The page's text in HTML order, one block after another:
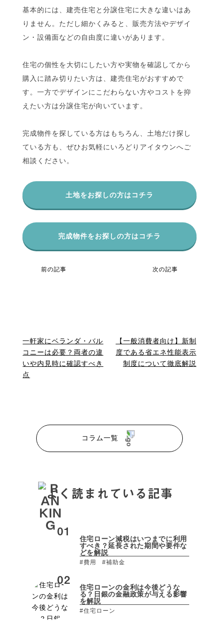
基本的には、建売住宅と分譲住宅に大きな違いはあ
りません。ただし細かくみると、販売方法やデザイ
ン・設備面などの自由度に違いがあります。
住宅の個性を大切にしたい方や実物を確認してから
購入に踏み切りたい方は、建売住宅がおすすめで
す。一方でデザインにこだわらない方やコストを抑
えたい方は分譲住宅が向いています。
完成物件を探している方はもちろん、土地だけ探し
ている方も、ぜひお気軽にいろどりアイタウンへご
相談ください。
土地をお探しの方はコチラ
完成物件をお探しの方はコチラ
前の記事
一軒家にベランダ・バル
コニーは必要？両者の違
いや内見時に確認すべき
点
次の記事
【一般消費者向け】新制
度である省エネ性能表示
制度について徹底解説
コラム一覧
よく読まれている記事
住宅ローン減税はいつまでに利用
すべき？延長された期間や要件な
どを解説
#費用 #補助金
住宅ローンの金利は今後どうな
る？日銀の金融政策が与える影響
を解説
#住宅ローン